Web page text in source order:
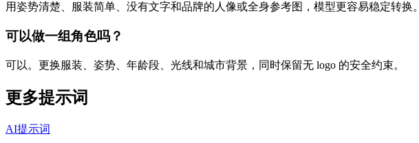
用姿势清楚、服装简单、没有文字和品牌的人像或全身参考图，模型更容易稳定转换。
可以做一组角色吗？
可以。更换服装、姿势、年龄段、光线和城市背景，同时保留无 logo 的安全约束。
更多提示词
AI提示词